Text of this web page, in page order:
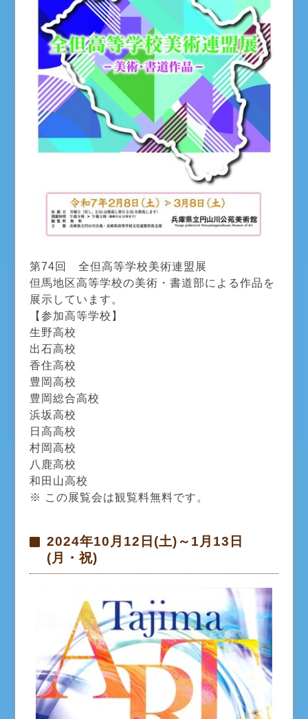
第74回 全但高等学校美術連盟展
但馬地区高等学校の美術・書道部による作品を
展示しています。
【参加高等学校】
生野高校
出石高校
香住高校
豊岡高校
豊岡総合高校
浜坂高校
日高高校
村岡高校
八鹿高校
和田山高校
※ この展覧会は観覧料無料です。
2024年10月12日(土)～1月13日
(月・祝)